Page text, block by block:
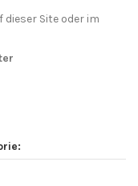
Site oder im